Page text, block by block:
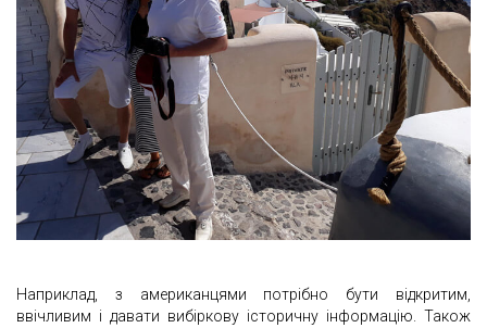
Наприклад, з американцями потрібно бути відкритим,
ввічливим і давати вибіркову історичну інформацію. Також